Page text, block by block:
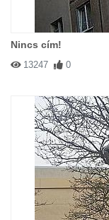
Nincs cím!
13247 0